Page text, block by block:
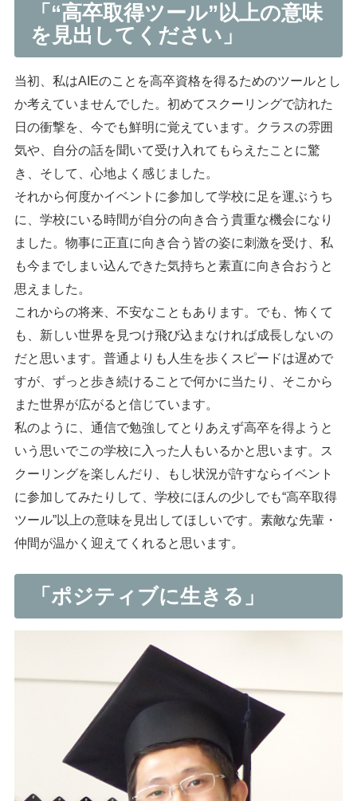
「“高卒取得ツール”以上の意味
を見出してください」
当初、私はAIEのことを高卒資格を得るためのツールとし
か考えていませんでした。初めてスクーリングで訪れた
日の衝撃を、今でも鮮明に覚えています。クラスの雰囲
気や、自分の話を聞いて受け入れてもらえたことに驚
き、そして、心地よく感じました。
それから何度かイベントに参加して学校に足を運ぶうち
に、学校にいる時間が自分の向き合う貴重な機会になり
ました。物事に正直に向き合う皆の姿に刺激を受け、私
も今までしまい込んできた気持ちと素直に向き合おうと
思えました。
これからの将来、不安なこともあります。でも、怖くて
も、新しい世界を見つけ飛び込まなければ成長しないの
だと思います。普通よりも人生を歩くスピードは遅めで
すが、ずっと歩き続けることで何かに当たり、そこから
また世界が広がると信じています。
私のように、通信で勉強してとりあえず高卒を得ようと
いう思いでこの学校に入った人もいるかと思います。ス
クーリングを楽しんだり、もし状況が許すならイベント
に参加してみたりして、学校にほんの少しでも“高卒取得
ツール”以上の意味を見出してほしいです。素敵な先輩・
仲間が温かく迎えてくれると思います。
「ポジティブに生きる」